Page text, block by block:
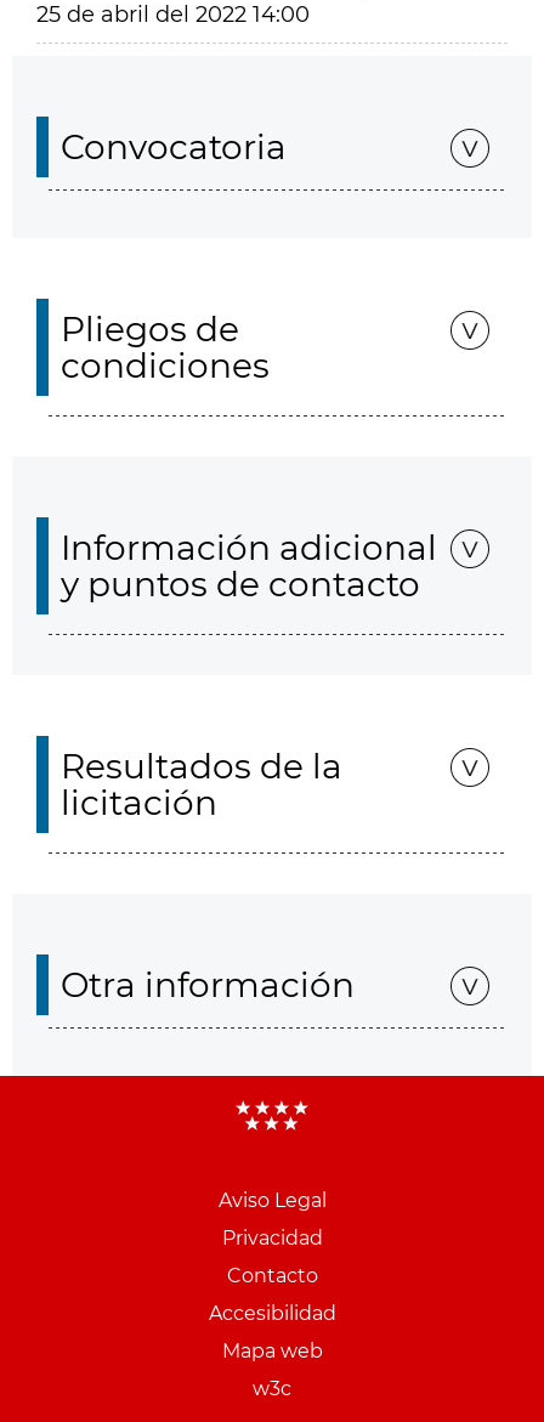
25 de abril del 2022 14:00
Convocatoria
Pliegos de
condiciones
Información adicional
y puntos de contacto
Resultados de la
licitación
Otra información
Aviso Legal
Privacidad
Contacto
Accesibilidad
Mapa web
w3c